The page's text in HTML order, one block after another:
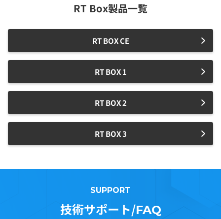
RT Box製品一覧
RT BOX CE
RT BOX 1
RT BOX 2
RT BOX 3
SUPPORT
技術サポート/FAQ